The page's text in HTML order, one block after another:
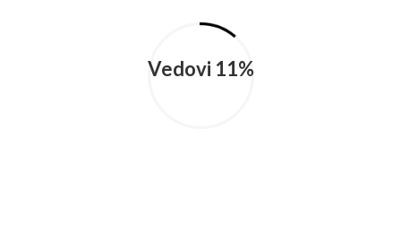
Vedovi 11%